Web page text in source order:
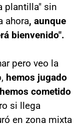
plantilla" sin
ahora, aunque
bienvenido".
pero veo la
hemos jugado
cometido
si llega
en zona mixta